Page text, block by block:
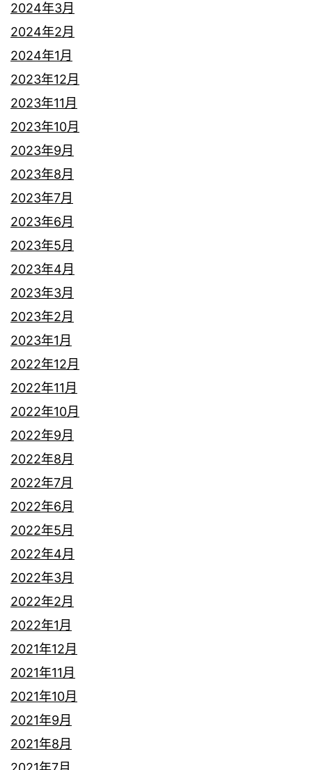
2024年3月
2024年2月
2024年1月
2023年12月
2023年11月
2023年10月
2023年9月
2023年8月
2023年7月
2023年6月
2023年5月
2023年4月
2023年3月
2023年2月
2023年1月
2022年12月
2022年11月
2022年10月
2022年9月
2022年8月
2022年7月
2022年6月
2022年5月
2022年4月
2022年3月
2022年2月
2022年1月
2021年12月
2021年11月
2021年10月
2021年9月
2021年8月